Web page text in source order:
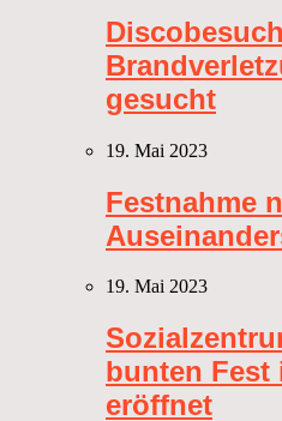
gesucht
19. Mai 2023
Festnahme
19. Mai 2023
bunten Fest
eröffnet